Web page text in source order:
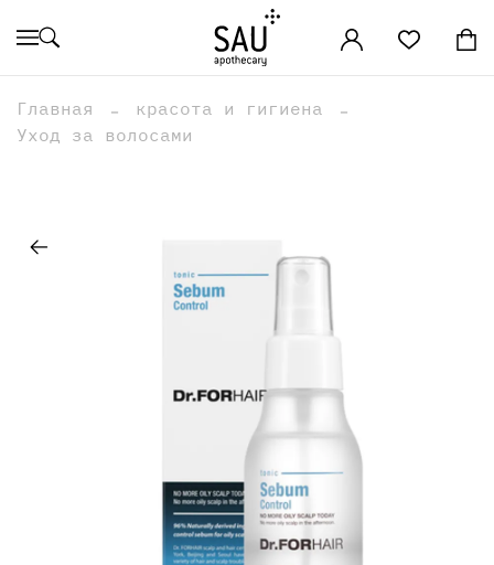
Главная
красота и гигиена
Уход за волосами